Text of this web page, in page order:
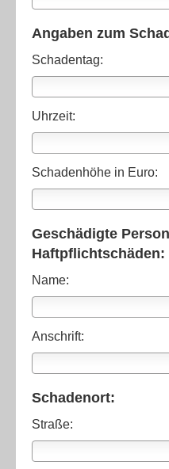
Angaben zum
Schadentag:
Uhrzeit:
Schadenhöhe in Euro:
Geschädigte
Haftpflichtschäden:
Name:
Anschrift:
Schadenort:
Straße: